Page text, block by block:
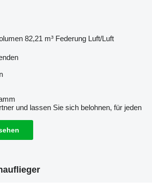
82,21 m³ Federung Luft/Luft
und lassen Sie sich belohnen, für jeden